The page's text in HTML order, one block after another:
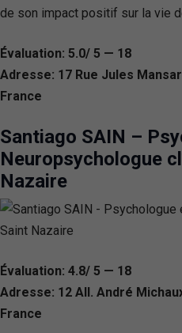
de son impact positif sur la vie
Évaluation: 5.0/ 5 — 18
Adresse: 17 Rue Jules
France
Santiago SAIN –
Neuropsychologue
Nazaire
Évaluation: 4.8/ 5 — 18
Adresse: 12 All. André
France